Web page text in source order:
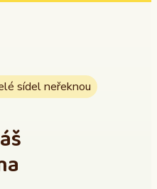
sídel neřeknou